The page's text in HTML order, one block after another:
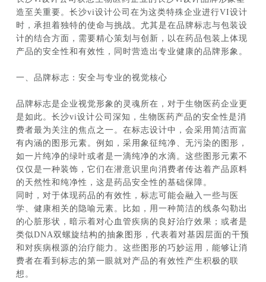
造至关重要。长沙vi设计公司在为这类特殊企业进行VI设计
时，承担着独特的使命与挑战。尤其是在品牌标志与包装设
计的结合方面，需要精心策划与创新，以在药品包装上体现
产品的安全性和有效性，同时营造出专业健康的品牌形象。
一、品牌标志：安全与专业的视觉核心
品牌标志是企业视觉形象的灵魂所在，对于生物医药企业更
是如此。长沙vi设计公司深知，生物医药产品的安全性是消
费者最为关注的焦点之一。在标志设计中，会采用简洁而富
有内涵的图形元素。例如，采用象征纯净、无污染的图形，
如一片纯净的绿叶或者是一滴纯净的水滴。这些图形元素不
仅仅是一种装饰，它们在潜意识里向消费者传达着产品原料
的天然性和纯净性，这是药品安全性的基础保障。
同时，对于体现药品的有效性，标志可能会融入一些与医
学、健康相关的隐喻元素。比如，用一种简洁的线条勾勒出
的心脏形状，暗示着对心血管疾病的良好治疗效果；或者是
类似DNA双螺旋结构的抽象图形，代表着对基因层面的干预
和对疾病根源的治疗能力。这些图形的巧妙运用，能够让消
费者在看到标志的第一眼就对产品的有效性产生积极的联
想。